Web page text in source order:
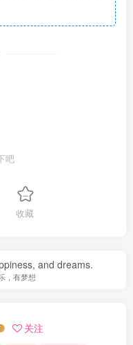
吧
收藏
and dreams.
，有梦想
关注